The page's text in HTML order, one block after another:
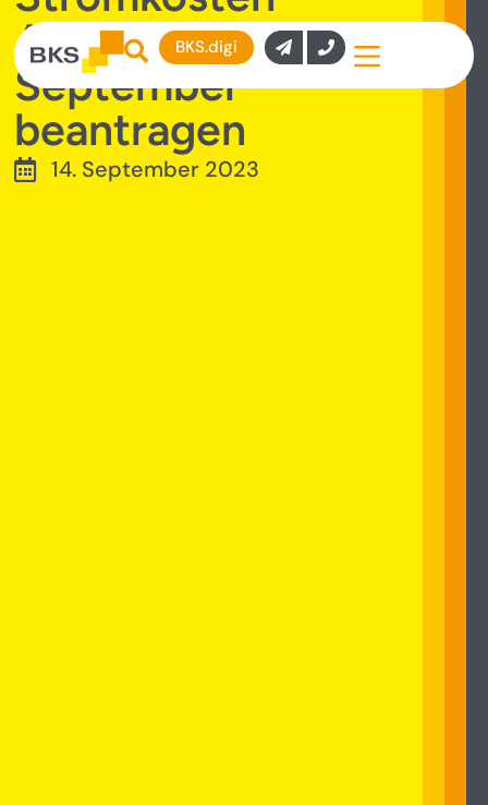
BKS.digi
Ausgleich bis 30.
September
beantragen
14. September 2023